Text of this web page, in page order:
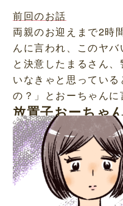
前回のお話
両親のお迎えまで2時
んに言われ、このヤ
と決意したまるさん
いなきゃと思ってい
の？」とおーちゃん
放置子おーちゃ